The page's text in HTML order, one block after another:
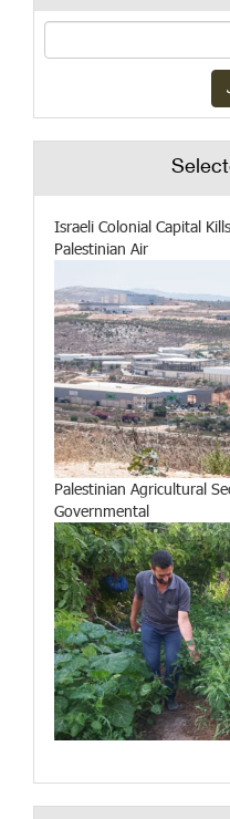
Israeli Colonial Capital
Palestinian Air
Palestinian Agricultural
Governmental